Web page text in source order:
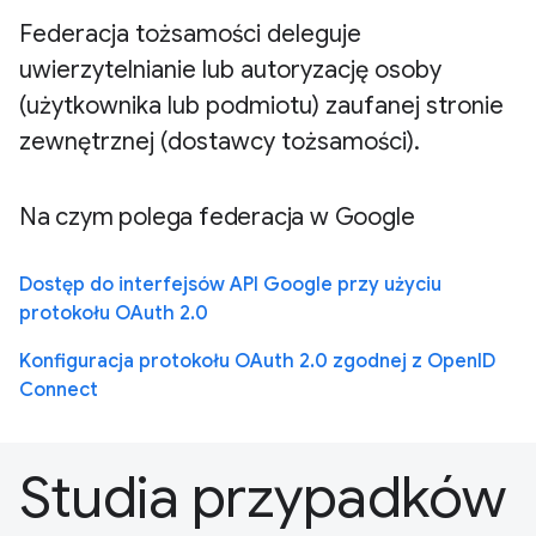
Federacja tożsamości deleguje
uwierzytelnianie lub autoryzację osoby
(użytkownika lub podmiotu) zaufanej stronie
zewnętrznej (dostawcy tożsamości).
Na czym polega federacja w Google
Dostęp do interfejsów API Google przy użyciu
protokołu OAuth 2.0
Konfiguracja protokołu OAuth 2.0 zgodnej z OpenID
Connect
Studia przypadków